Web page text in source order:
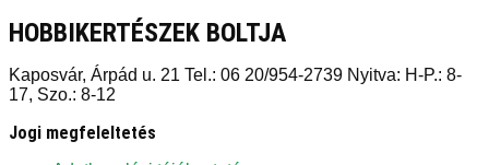
HOBBIKERTÉSZEK BOLTJA
Kaposvár, Árpád u. 21 Tel.: 06 20/954-2739 Nyitva: H-P.: 8-
17, Szo.: 8-12
Jogi megfeleltetés